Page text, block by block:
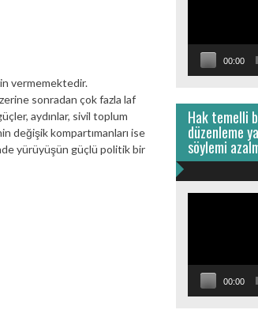
vermemektedir.
sonradan çok fazla laf
aydınlar, sivil toplum
değişik kompartımanları ise
yürüyüşün güçlü politik bir
00:00
Hak temelli
düzenleme
söylemi
00:00